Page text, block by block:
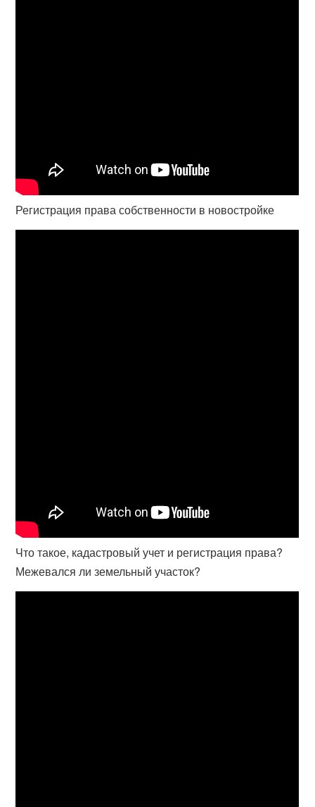
Регистрация права собственности в новостройке
Что такое, кадастровый учет и регистрация права?
Межевался ли земельный участок?